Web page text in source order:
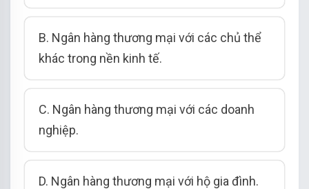
B. Ngân hàng thương mại với các chủ thể
khác trong nền kinh tế.
C. Ngân hàng thương mại với các doanh
nghiệp.
D. Ngân hàng thương mại với hộ gia đình.